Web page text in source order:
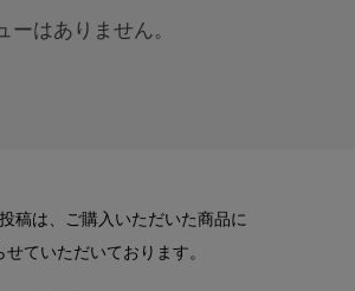
ーはありません。
稿は、ご購入いただいた商品に
せていただいております。